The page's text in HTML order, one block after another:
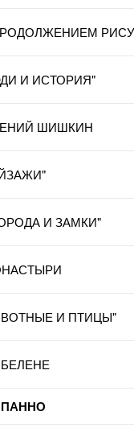
И ИСТОРИЯ"
ШИШКИН
И ЗАМКИ"
И ПТИЦЫ"